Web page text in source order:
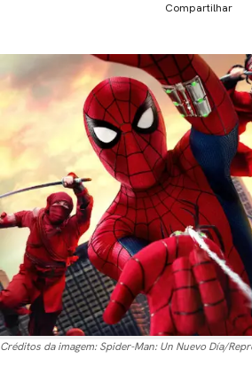
Compartilhar
Créditos da imagem: Spider-Man: Un Nuevo Día/